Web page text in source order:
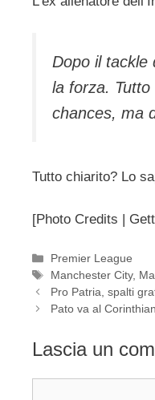
Dopo il tackle
la forza. Tutto
chances, ma
Tutto chiarito? Lo
[Photo Credits |
Categorie
Premier League
Tag
Manchester City,
Pro Patria, spalti
Pato va al
Lascia un